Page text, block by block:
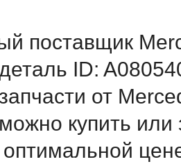
поставщик
ID:
от
купить или